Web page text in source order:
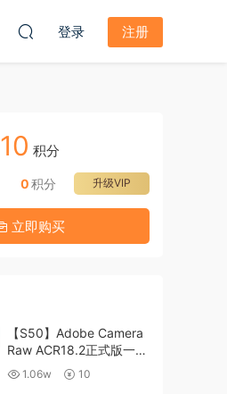
登录 注册
10 积分
升级VIP
0积分
立即购买
【S50】Adobe Camera
Raw ACR18.2正式版一键
升级包 ACR最新升级包
支持WIN和MAC
1.06w 10